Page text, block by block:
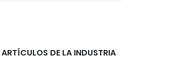
ARTÍCULOS DE LA INDUSTRIA